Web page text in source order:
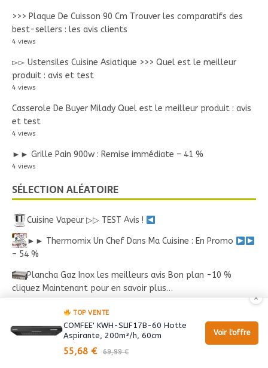
>>> Plaque De Cuisson 90 Cm Trouver les comparatifs des
best-sellers : les avis clients
4 views
▻▻ Ustensiles Cuisine Asiatique >>> Quel est le meilleur
produit : avis et test
4 views
Casserole De Buyer Milady Quel est le meilleur produit : avis
et test
4 views
►► Grille Pain 900w : Remise immédiate – 41 %
4 views
SÉLECTION ALÉATOIRE
Cuisine Vapeur ▷▷ TEST Avis !
►► Thermomix Un Chef Dans Ma Cuisine : En Promo
– 54 %
Plancha Gaz Inox les meilleurs avis Bon plan -10 %
cliquez Maintenant pour en savoir plus…
Bon plan Cafetière 3 En 1 ▷▷ -20 Euros cliquez ICI pour
Poele Grill Tefal : Moins cher ▷ – 14 %
×
TOP VENTE
COMFEE' KWH-SLIF17B-60 Hotte
Aspirante, 200m³/h, 60cm
55,68 € 69,99 €
Voir l'offre